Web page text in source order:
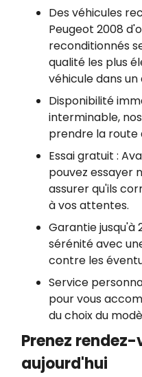
Des véhicules
Peugeot 2008
reconditionnés
qualité les plus
véhicule dans
Disponibilité
interminable,
prendre la route
Essai gratuit :
pouvez essayer
assurer qu'ils
à vos attentes.
Garantie jusqu'à
sérénité avec
contre les
Service
pour vous
du choix du
Prenez rendez-
aujourd'hui